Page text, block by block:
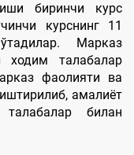
биринчи курс
курснинг 11
Марказ
ходим талабалар
фаолияти ва
амалиёт
билан